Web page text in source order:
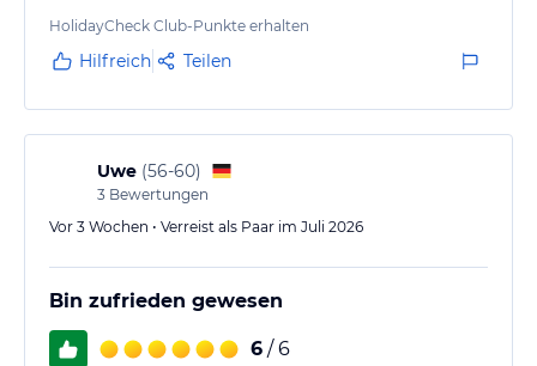
Details wie die Pflegeprodukte und die durchdachte
Einrichtung haben überzeugt. Das Frühstücksbuffet
frische Produkte, viel Auswahl und für jeden
Geschmack…
HolidayCheck Club-Punkte erhalten
Hilfreich Teilen
Uwe (56-60)
3 Bewertungen
Vor 3 Wochen • Verreist als Paar im Juli 2026
Bin zufrieden gewesen
6 / 6